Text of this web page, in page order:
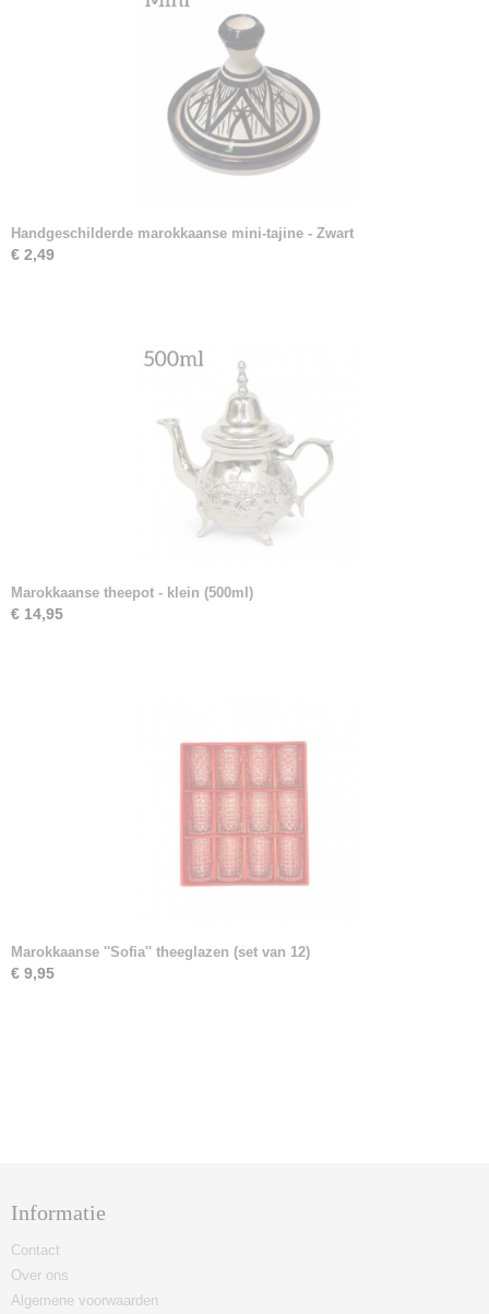
Handgeschilderde marokkaanse mini-tajine - Zwart
€ 2,49
Marokkaanse theepot - klein (500ml)
€ 14,95
Marokkaanse ''Sofia'' theeglazen (set van 12)
€ 9,95
Informatie
Contact
Over ons
Algemene voorwaarden